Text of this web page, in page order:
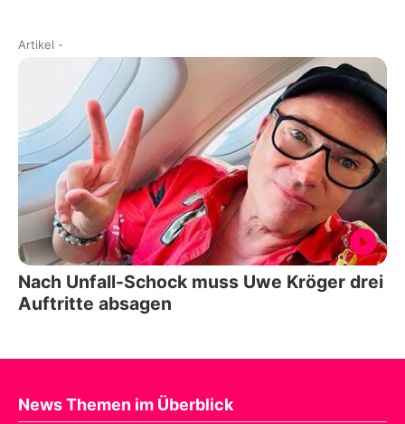
Artikel -
Nach Unfall-Schock muss Uwe Kröger drei
Auftritte absagen
News Themen im Überblick